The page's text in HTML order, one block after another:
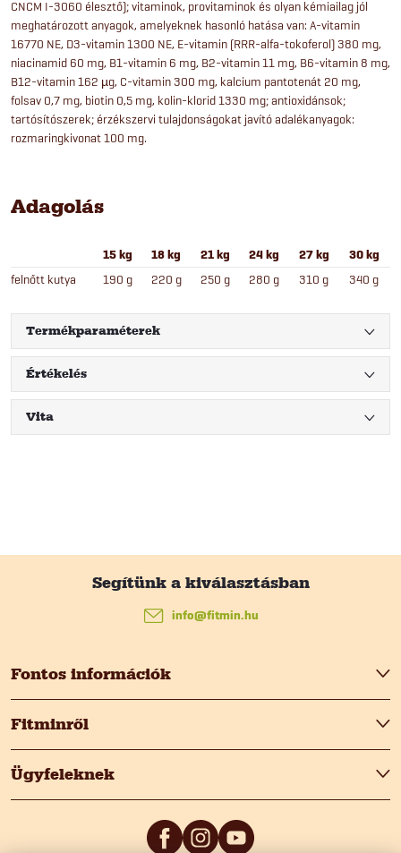
CNCM I-3060 élesztő); vitaminok, provitaminok és olyan kémiailag jól
meghatározott anyagok, amelyeknek hasonló hatása van: A-vitamin
16770 NE, D3-vitamin 1300 NE, E-vitamin (RRR-alfa-tokoferol) 380 mg,
niacinamid 60 mg, B1-vitamin 6 mg, B2-vitamin 11 mg, B6-vitamin 8 mg,
B12-vitamin 162 µg, C-vitamin 300 mg, kalcium pantotenát 20 mg,
folsav 0,7 mg, biotin 0,5 mg, kolin-klorid 1330 mg; antioxidánsok;
tartósítószerek; érzékszervi tulajdonságokat javító adalékanyagok:
rozmaringkivonat 100 mg.
Adagolás
15 kg 18 kg 21 kg 24 kg 27 kg 30 kg
felnőtt kutya 190 g 220 g 250 g 280 g 310 g 340 g
Termékparaméterek
Értékelés
Vita
b
é
c
Fontos információk
Fitminről
Ügyfeleknek
info@fitmin.hu